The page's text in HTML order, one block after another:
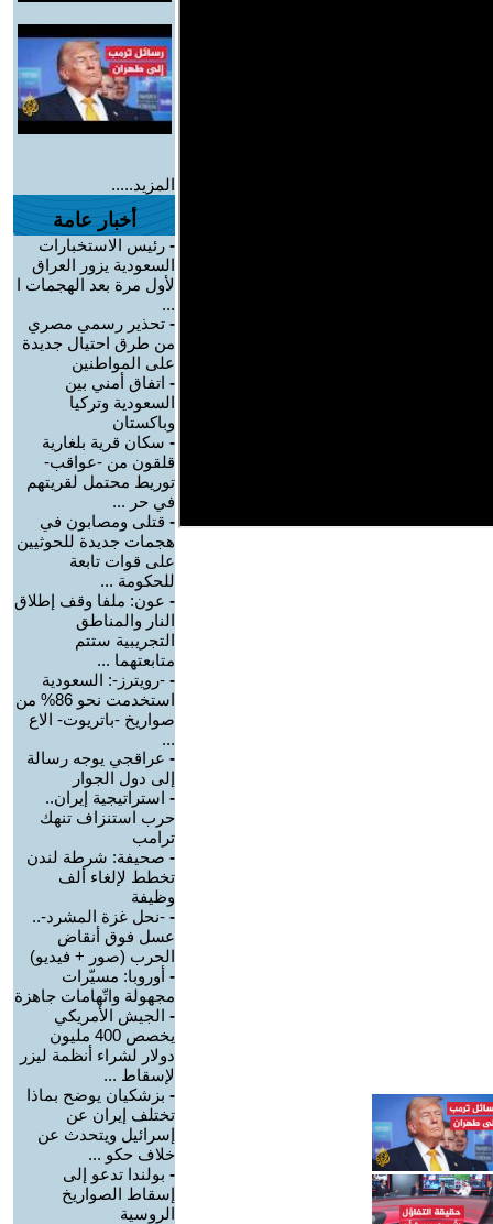
المزيد.....
أخبار عامة
- رئيس الاستخبارات
السعودية يزور العراق
لأول مرة بعد الهجمات ا
...
- تحذير رسمي مصري
من طرق احتيال جديدة
على المواطنين
- اتفاق أمني بين
السعودية وتركيا
وباكستان
- سكان قرية بلغارية
قلقون من -عواقب-
توريط محتمل لقريتهم
في حر ...
- قتلى ومصابون في
هجمات جديدة للحوثيين
على قوات تابعة
للحكومة ...
- عون: ملفا وقف إطلاق
النار والمناطق
التجريبية ستتم
متابعتهما ...
- -رويترز-: السعودية
استخدمت نحو 86% من
صواريخ -باتريوت- الاع
...
- عراقجي يوجه رسالة
إلى دول الجوار
- استراتيجية إيران..
حرب استنزاف تنهك
ترامب
- صحيفة: شرطة لندن
تخطط لإلغاء ألف
وظيفة
- -نحل غزة المشرد-..
عسل فوق أنقاض
الحرب (صور + فيديو)
- أوروبا: مسيّرات
مجهولة واتّهامات جاهزة
- الجيش الأمريكي
يخصص 400 مليون
دولار لشراء أنظمة ليزر
لإسقاط ...
- بزشكيان يوضح بماذا
تختلف إيران عن
إسرائيل ويتحدث عن
خلاف حكو ...
- بولندا تدعو إلى
إسقاط الصواريخ
الروسية